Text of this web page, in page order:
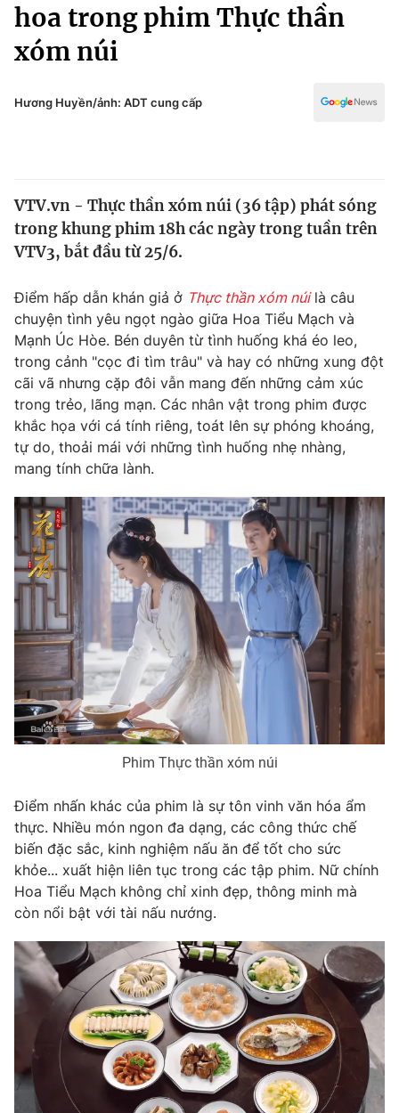
Chính trị
Xã hội
Pháp luật
Thế giới
Tin tức
Câu chuyện quốc tế
Kinh tế
Tài chính
Thị trường
Góc doanh nghiệp
Dữ liệu và đời sống
Truyền hình
Phim VTV
Hậu trường
Nhân vật
Khán giả
Giải sao mai
Giải trí
Điện ảnh
Sao
Đời sống
Du lịch
Làm đẹp
Chất lượng cuộc sống
Giáo dục
Tuyển sinh
Học trực tuyến
Công nghệ
Hitech Công nghệ tương lai
Sản phẩm
Thị trường
Tư vấn
Giao lưu trực tuyến
Lịch phát sóng
Chuyên mục khác
Photo Infographic
Video Shorts video
VTV Sức khoẻ Bất động sản
Thị trường 24h Tấm lòng Việt
VTV4 Vươn mình bằng AI
Truyền hình
Văn hóa - Giải trí
Công nghệ
hoa trong phim Thực thần
xóm núi
Hương Huyền/ảnh: ADT cung cấp
VTV.vn - Thực thần xóm núi (36 tập) phát sóng
trong khung phim 18h các ngày trong tuần trên
VTV3, bắt đầu từ 25/6.
Điểm hấp dẫn khán giả ở Thực thần xóm núilà câu
chuyện tình yêu ngọt ngào giữa Hoa Tiểu Mạch và
Mạnh Úc Hòe. Bén duyên từ tình huống khá éo leo,
trong cảnh "cọc đi tìm trâu" và hay có những xung đột
cãi vã nhưng cặp đôi vẫn mang đến những cảm xúc
trong trẻo, lãng mạn. Các nhân vật trong phim được
khắc họa với cá tính riêng, toát lên sự phóng khoáng,
tự do, thoải mái với những tình huống nhẹ nhàng,
mang tính chữa lành.
Phim Thực thần xóm núi
Điểm nhấn khác của phim là sự tôn vinh văn hóa ẩm
thực. Nhiều món ngon đa dạng, các công thức chế
biến đặc sắc, kinh nghiệm nấu ăn để tốt cho sức
khỏe... xuất hiện liên tục trong các tập phim. Nữ chính
Hoa Tiểu Mạch không chỉ xinh đẹp, thông minh mà
còn nổi bật với tài nấu nướng.